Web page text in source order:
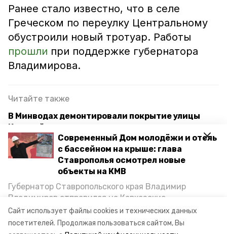
Сайт использует файлы cookies и технических данных
посетителей. Продолжая пользоваться сайтом, Вы
Современный Дом молодёжи и отель
с бассейном на крыше: глава
Ставрополья осмотрел новые
объекты на КМВ
Губернатор Ставропольского края Владимир
Владимиров отправился на Кавказские
Минеральные Воды, чтобы проинспектировать
строительство объектов в Кисловодске и
Минводах, а также выслушать предложения о
Ранее стало известно, что в селе
Греческом по переулку Центральному
обустроили новый тротуар. Работы
прошли при поддержке губернатора
Владимирова.
Читайте также
В Минводах демонтировали покрытие улицы
Красной для ремонта дороги
Ремонт переулка Лётного завершают в
Минводах
Губернатор поручил подготовить документы для
ремонта детсада в Минводах
ремонт минераловодский округ